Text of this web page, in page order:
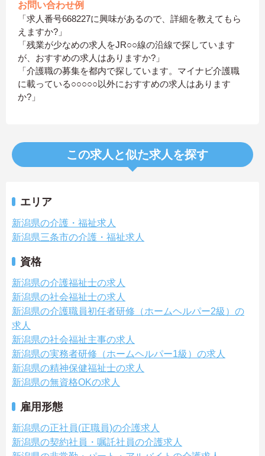
お問い合わせ例
「求人番号668227に興味があるので、詳細を教えてもら
えますか?」
「残業が少なめの求人をJR○○線の沿線で探しています
が、おすすめの求人はありますか?」
「介護職の募集を都内で探しています。マイナビ介護職
に載っている○○○○○以外におすすめの求人はあります
か?」
この求人と似た求人を探す
エリア
新潟県の介護・福祉求人
新潟県三条市の介護・福祉求人
資格
新潟県の介護福祉士の求人
新潟県の社会福祉士の求人
新潟県の介護職員初任者研修（ホームヘルパー2級）の
求人
新潟県の社会福祉主事の求人
新潟県の実務者研修（ホームヘルパー1級）の求人
新潟県の精神保健福祉士の求人
新潟県の無資格OKの求人
雇用形態
新潟県の正社員(正職員)の介護求人
新潟県の契約社員・嘱託社員の介護求人